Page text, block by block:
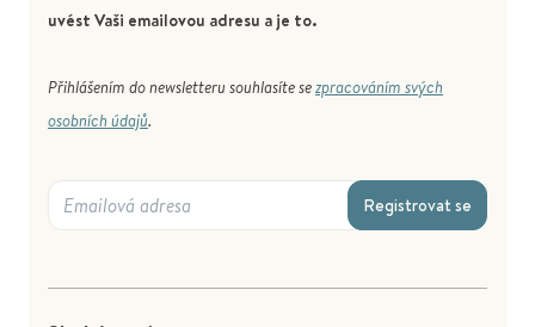
uvést Vaši emailovou adresu a je to.
Přihlášením do newsletteru souhlasíte sezpracováním svých
osobních údajů.
Registrovat se